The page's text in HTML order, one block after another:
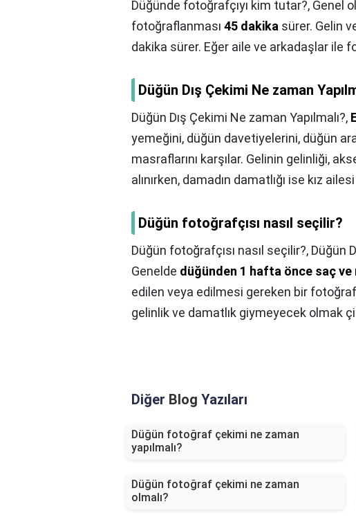
Düğünde fotoğrafçıyı kim tutar?, Genel
fotoğraflanması 45 dakika sürer. Gelin
dakika sürer. Eğer aile ve arkadaşlar ile
Düğün Dış Çekimi Ne zaman
Düğün Dış Çekimi Ne zaman Yapılmalı?,
yemeğini, düğün davetiyelerini, düğün
masraflarını karşılar. Gelinin gelinliği,
alınırken, damadın damatlığı ise kız
Düğün fotoğrafçısı nasıl seçilir?
Düğün fotoğrafçısı nasıl seçilir?, Düğün
Genelde düğünden 1 hafta önce saç ve
edilen veya edilmesi gereken bir
gelinlik ve damatlık giymeyecek olmak
Diğer Blog Yazıları
Düğün fotoğraf çekimi ne zaman
yapılmalı?
Düğün fotoğraf çekimi ne zaman
olmalı?